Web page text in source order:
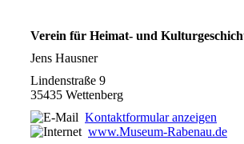
Verein für Heimat- und
Jens Hausner
Lindenstraße 9
35435 Wettenberg
Kontaktformular anzeigen
www.Museum-Rabenau.de